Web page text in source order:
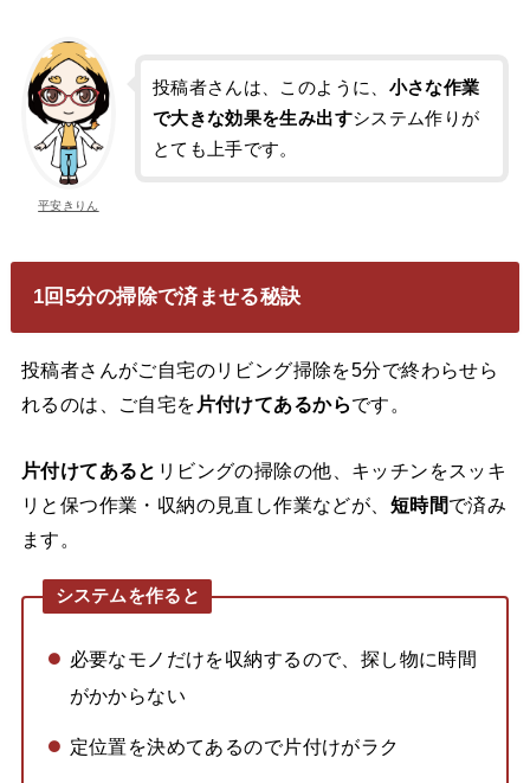
平安きりん
投稿者さんは、このように、 小さな作業
で大きな効果を生み出すシステム作りが
とても上手です。
1回5分の掃除で済ませる秘訣
投稿者さんがご自宅のリビング掃除を5分で終わらせら
れるのは、ご自宅を 片付けてあるからです。
片付けてあると リビングの掃除の他、キッチンをスッキ
リと保つ作業・収納の見直し作業などが、 短時間で済み
ます。
システムを作ると
必要なモノだけを収納するので、探し物に時間
がかからない
定位置を決めてあるので片付けがラク